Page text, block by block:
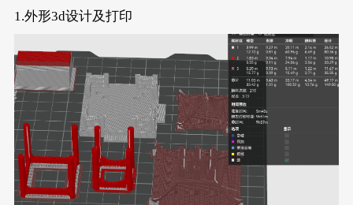
1.外形3d设计及打印